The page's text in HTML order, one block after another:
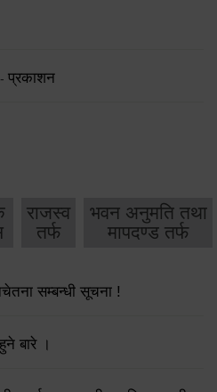
- प्रकाशन
राजस्व
तर्फ
भवन अनुमति तथा
मापदण्ड तर्फ
सम्बन्धी सूचना !
बारे ।